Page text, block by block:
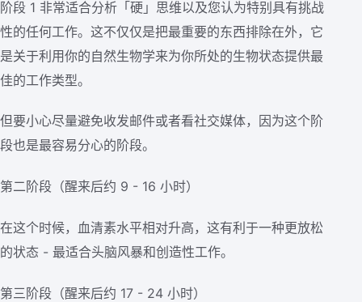
阶段 1 非常适合分析「硬」思维以及您认为特别具有挑战
性的任何工作。这不仅仅是把最重要的东西排除在外，它
是关于利用你的自然生物学来为你所处的生物状态提供最
佳的工作类型。
但要小心尽量避免收发邮件或者看社交媒体，因为这个阶
段也是最容易分心的阶段。
第二阶段（醒来后约 9 - 16 小时）
在这个时候，血清素水平相对升高，这有利于一种更放松
的状态 - 最适合头脑风暴和创造性工作。
第三阶段（醒来后约 17 - 24 小时）